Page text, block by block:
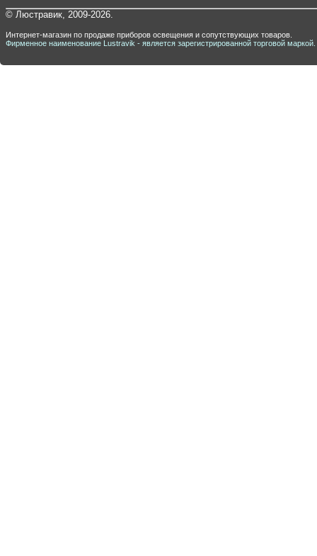
© Люстравик, 2009-2026.
Интернет-магазин по продаже приборов освещения и сопутствующих товаров.
Фирменное наименование Lustravik - является зарегистрированной торговой